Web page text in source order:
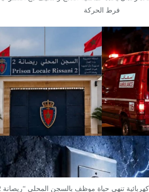
فرط الحركة